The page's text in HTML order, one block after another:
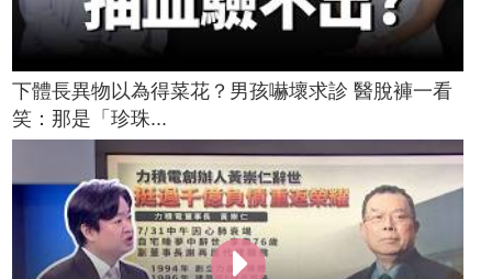
下體長異物以為得菜花？男孩嚇壞求診 醫脫褲一看
笑：那是「珍珠...